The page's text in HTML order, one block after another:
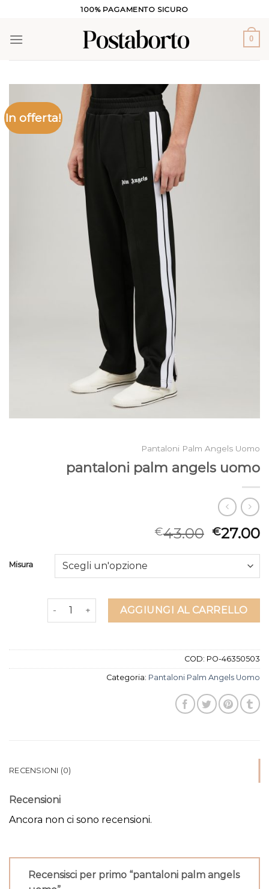
contenuti
100% PAGAMENTO SICURO
0
In offerta!
Pantaloni Palm Angels Uomo
pantaloni palm angels uomo
€43.00 €27.00
Misura
pantaloni palm angels uomo quantità
AGGIUNGI AL CARRELLO
COD: PO-46350503
Categoria: Pantaloni Palm Angels Uomo
RECENSIONI (0)
Recensioni
Ancora non ci sono recensioni.
Recensisci per primo “pantaloni palm angels